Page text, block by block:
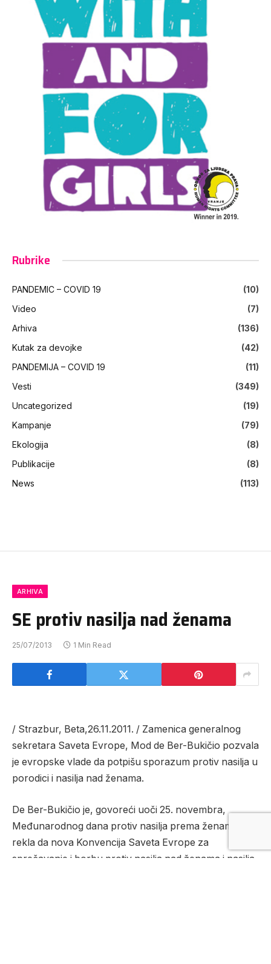
Rubrike
PANDEMIC – COVID 19
(10)
Video
(7)
Arhiva
(136)
Kutak za devojke
(42)
PANDEMIJA – COVID 19
(11)
Vesti
(349)
Uncategorized
(19)
Kampanje
(79)
Ekologija
(8)
Publikacije
(8)
News
(113)
ARHIVA
SE protiv nasilja nad ženama
25/07/2013 1 Min Read
/ Strazbur, Beta,26.11.2011. / Zamenica generalnog
sekretara Saveta Evrope, Mod de Ber-Bukičio pozvala
je evropske vlade da potpišu sporazum protiv nasilja u
porodici i nasilja nad ženama.
De Ber-Bukičio je, govoreći uoči 25. novembra,
Međunarodnog dana protiv nasilja prema ženama,
rekla da nova Konvencija Saveta Evrope za
sprečavanje i borbu protiv nasilja nad ženama i nasilja